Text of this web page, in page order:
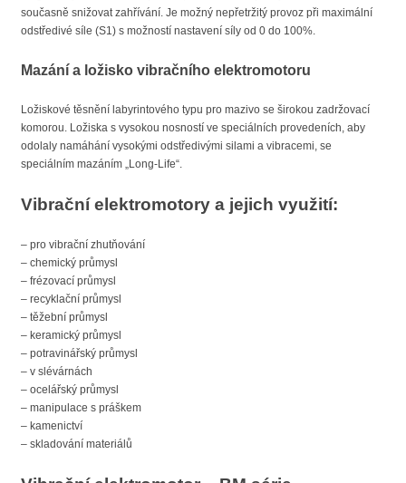
současně snižovat zahřívání. Je možný nepřetržitý provoz při maximální
odstředivé síle (S1) s možností nastavení síly od 0 do 100%.
Mazání a ložisko vibračního elektromotoru
Ložiskové těsnění labyrintového typu pro mazivo se širokou zadržovací
komorou. Ložiska s vysokou nosností ve speciálních provedeních, aby
odolaly namáhání vysokými odstředivými silami a vibracemi, se
speciálním mazáním „Long-Life“.
Vibrační elektromotory a jejich využití:
– pro vibrační zhutňování
– chemický průmysl
– frézovací průmysl
– recyklační průmysl
– těžební průmysl
– keramický průmysl
– potravinářský průmysl
– v slévárnách
– ocelářský průmysl
– manipulace s práškem
– kamenictví
– skladování materiálů